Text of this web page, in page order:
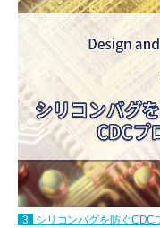
3
シリコンバグを防ぐCDC